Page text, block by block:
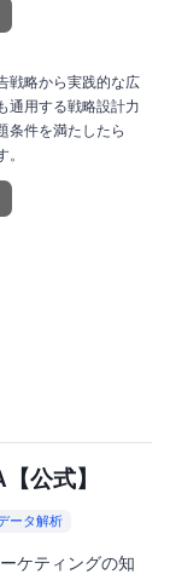
戦略から実践的な広
通用する戦略設計力
条件を満たしたら
公式】
ータ解析
ケティングの知